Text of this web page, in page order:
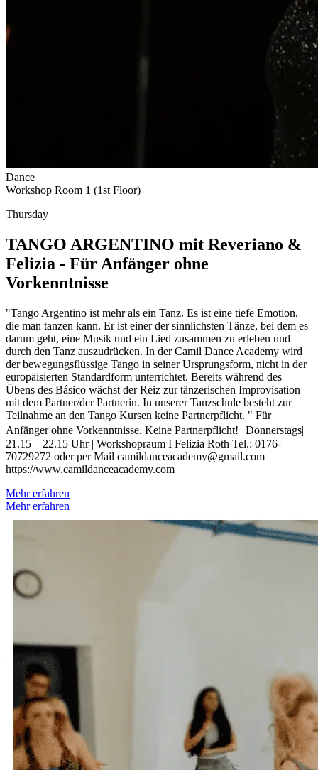
Dance
Workshop Room 1 (1st Floor)
Thursday
TANGO ARGENTINO mit Reveriano &
Felizia - Für Anfänger ohne
Vorkenntnisse
"Tango Argentino ist mehr als ein Tanz. Es ist eine tiefe Emotion,
die man tanzen kann. Er ist einer der sinnlichsten Tänze, bei dem es
darum geht, eine Musik und ein Lied zusammen zu erleben und
durch den Tanz auszudrücken. In der Camil Dance Academy wird
der bewegungsflüssige Tango in seiner Ursprungsform, nicht in der
europäisierten Standardform unterrichtet. Bereits während des
Übens des Básico wächst der Reiz zur tänzerischen Improvisation
mit dem Partner/der Partnerin. In unserer Tanzschule besteht zur
Teilnahme an den Tango Kursen keine Partnerpflicht. ​" Für
Anfänger ohne Vorkenntnisse. Keine Partnerpflicht! Donnerstags|
21.15 – 22.15 Uhr | Workshopraum I Felizia Roth Tel.: 0176-
70729272 oder per Mail camildanceacademy@gmail.com
https://www.camildanceacademy.com
Mehr erfahren
Mehr erfahren